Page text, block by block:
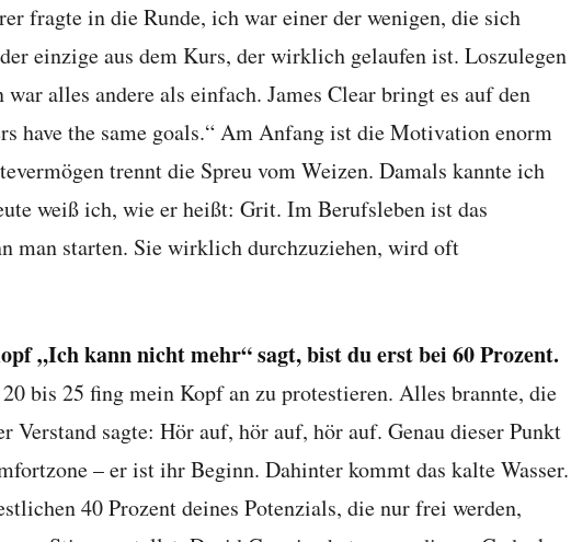
fragte in die Runde, ich war einer der wenigen, die sich
einzige aus dem Kurs, der wirklich gelaufen ist. Loszulegen
alles andere als einfach. James Clear bringt es auf den
have the same goals.“ Am Anfang ist die Motivation enorm
trennt die Spreu vom Weizen. Damals kannte ich
weiß ich, wie er heißt: Grit. Im Berufsleben ist das
man starten. Sie wirklich durchzuziehen, wird oft
„Ich kann nicht mehr“ sagt, bist du erst bei 60 Prozent.
bis 25 fing mein Kopf an zu protestieren. Alles brannte, die
Verstand sagte: Hör auf, hör auf, hör auf. Genau dieser Punkt
– er ist ihr Beginn. Dahinter kommt das kalte Wasser.
40 Prozent deines Potenzials, die nur frei werden,